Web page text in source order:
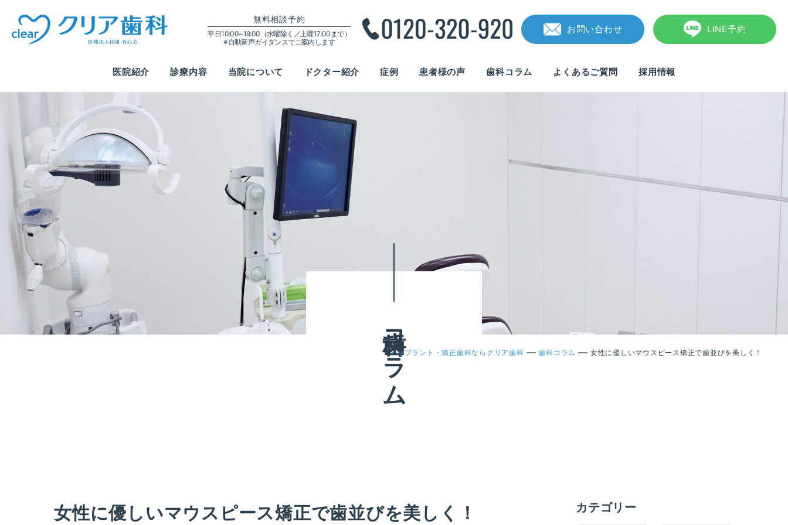
無料相談予約
平日10:00~19:00（水曜除く／土曜17:00まで）
※自動音声ガイダンスでご案内します
お問い合わせ LINE予約
医院紹介 診療内容 当院について ドクター紹介 症例 患者様の声 歯科コラム よくあるご質問 採用情報
歯科コラム
インプラント・矯正歯科ならクリア歯科 — 歯科コラム — 女性に優しいマウスピース矯正で歯並びを美しく！
女性に優しいマウスピース矯正で歯並びを美しく！ カテゴリー